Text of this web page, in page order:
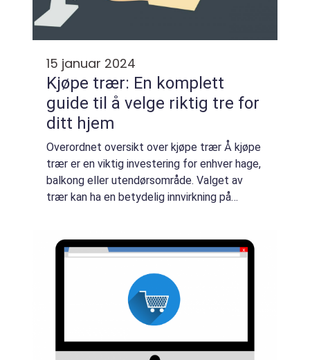
15 januar 2024
Kjøpe trær: En komplett
guide til å velge riktig tre for
ditt hjem
Overordnet oversikt over kjøpe trær Å kjøpe
trær er en viktig investering for enhver hage,
balkong eller utendørsområde. Valget av
trær kan ha en betydelig innvirkning på